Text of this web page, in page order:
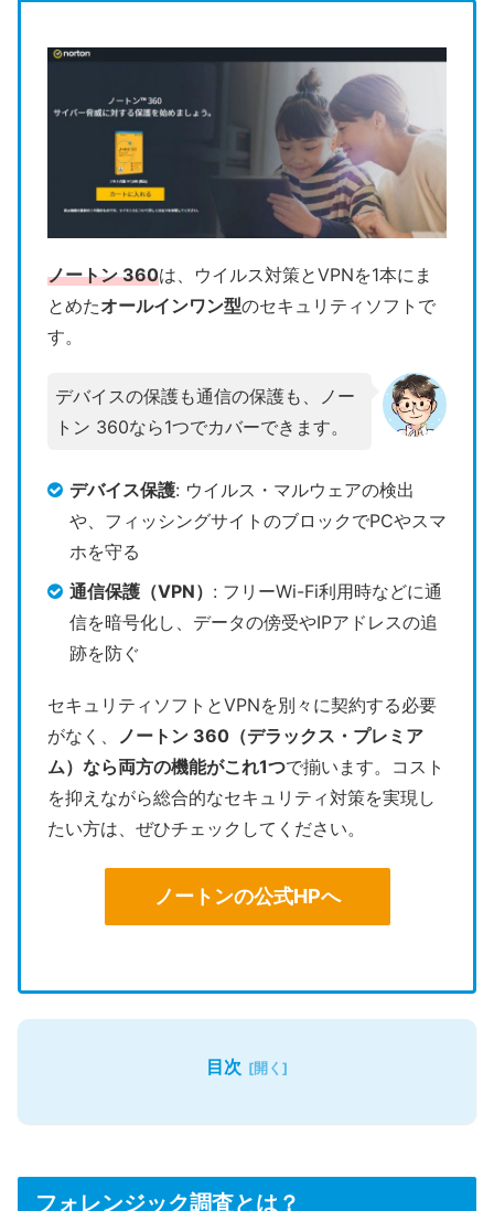
ノートン 360は、ウイルス対策とVPNを1本にま
とめたオールインワン型のセキュリティソフトで
す。
デバイスの保護も通信の保護も、ノー
トン 360なら1つでカバーできます。
デバイス保護: ウイルス・マルウェアの検出
や、フィッシングサイトのブロックでPCやスマ
ホを守る
通信保護（VPN） : フリーWi-Fi利用時などに通
信を暗号化し、データの傍受やIPアドレスの追
跡を防ぐ
セキュリティソフトとVPNを別々に契約する必要
がなく、 ノートン 360（デラックス・プレミア
ム）なら両方の機能がこれ1つで揃います。コスト
を抑えながら総合的なセキュリティ対策を実現し
たい方は、ぜひチェックしてください。
ノートンの公式HPへ
目次
フォレンジック調査とは？